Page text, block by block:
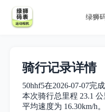
绿狮
骑行记录详情
50hhf5在2026-07-07完
本次骑行总里程 23.1 公
平均速度为 16.30km/h